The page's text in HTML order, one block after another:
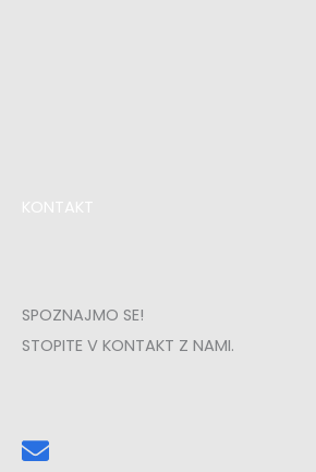
KONTAKT
SPOZNAJMO SE!
STOPITE V KONTAKT Z NAMI.